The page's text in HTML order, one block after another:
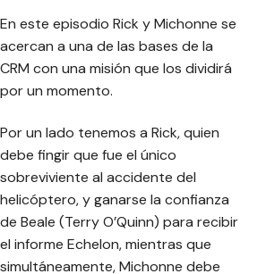
En este episodio Rick y Michonne se
acercan a una de las bases de la
CRM con una misión que los dividirá
por un momento.
Por un lado tenemos a Rick, quien
debe fingir que fue el único
sobreviviente al accidente del
helicóptero, y ganarse la confianza
de Beale (Terry O’Quinn) para recibir
el informe Echelon, mientras que
simultáneamente, Michonne debe